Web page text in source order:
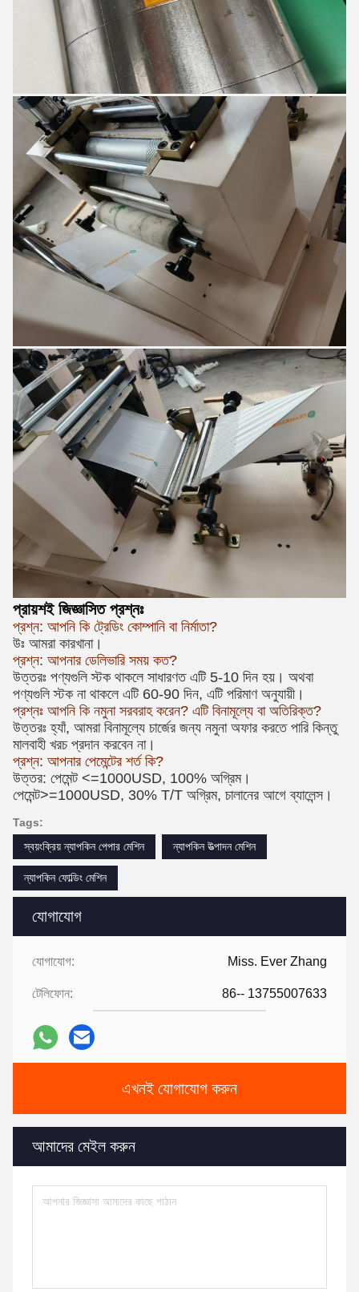
যোগাযোগ
যোগাযোগ: Miss. Ever Zhang
টেলিফোন: 86-- 13755007633
এখনই যোগাযোগ করুন
আমাদের মেইল করুন
প্রায়শই জিজ্ঞাসিত প্রশ্নঃ
প্রশ্ন: আপনি কি ট্রেডিং কোম্পানি বা নির্মাতা?
উঃ আমরা কারখানা।
প্রশ্ন: আপনার ডেলিভারি সময় কত?
উত্তরঃ পণ্যগুলি স্টক থাকলে সাধারণত এটি 5-10 দিন হয়। অথবা
পণ্যগুলি স্টক না থাকলে এটি 60-90 দিন, এটি পরিমাণ অনুযায়ী।
প্রশ্নঃ আপনি কি নমুনা সরবরাহ করেন? এটি বিনামূল্যে বা অতিরিক্ত?
উত্তরঃ হ্যাঁ, আমরা বিনামূল্যে চার্জের জন্য নমুনা অফার করতে পারি কিন্তু
মালবাহী খরচ প্রদান করবেন না।
প্রশ্ন: আপনার পেমেন্টের শর্ত কি?
উত্তর: পেমেন্ট <=1000USD, 100% অগ্রিম।
পেমেন্ট>=1000USD, 30% T/T অগ্রিম, চালানের আগে ব্যালেন্স।
Tags:
স্বয়ংক্রিয় ন্যাপকিন পেপার মেশিন
ন্যাপকিন উত্পাদন মেশিন
ন্যাপকিন ফোল্ডিং মেশিন